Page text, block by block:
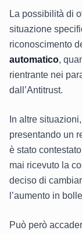
La possibilità di
situazione
riconoscimento
automatico,
rientrante nei
dall’Antitrust.
In altre
presentando un
è stato
mai ricevuto la
deciso di
l’aumento in
Può però